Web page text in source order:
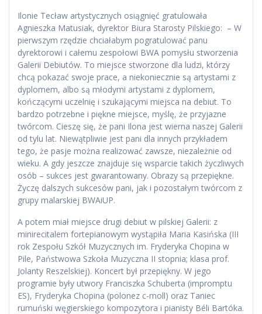
Ilonie Tecław artystycznych osiągnięć gratulowała
Agnieszka Matusiak, dyrektor Biura Starosty Pilskiego: – W
pierwszym rzędzie chciałabym pogratulować panu
dyrektorowi i całemu zespołowi BWA pomysłu stworzenia
Galerii Debiutów. To miejsce stworzone dla ludzi, którzy
chcą pokazać swoje prace, a niekoniecznie są artystami z
dyplomem, albo są młodymi artystami z dyplomem,
kończącymi uczelnię i szukającymi miejsca na debiut. To
bardzo potrzebne i piękne miejsce, myślę, że przyjazne
twórcom. Cieszę się, że pani Ilona jest wierna naszej Galerii
od tylu lat. Niewątpliwie jest pani dla innych przykładem
tego, że pasje można realizować zawsze, niezależnie od
wieku. A gdy jeszcze znajduje się wsparcie takich życzliwych
osób – sukces jest gwarantowany. Obrazy są przepiękne.
Życzę dalszych sukcesów pani, jak i pozostałym twórcom z
grupy malarskiej BWAiUP.
A potem miał miejsce drugi debiut w pilskiej Galerii: z
minirecitalem fortepianowym wystąpiła Maria Kasińska (III
rok Zespołu Szkół Muzycznych im. Fryderyka Chopina w
Pile, Państwowa Szkoła Muzyczna II stopnia; klasa prof.
Jolanty Reszelskiej). Koncert był przepiękny. W jego
programie były utwory Franciszka Schuberta (impromptu
ES), Fryderyka Chopina (polonez c-moll) oraz Taniec
rumuński węgierskiego kompozytora i pianisty Béli Bartóka.